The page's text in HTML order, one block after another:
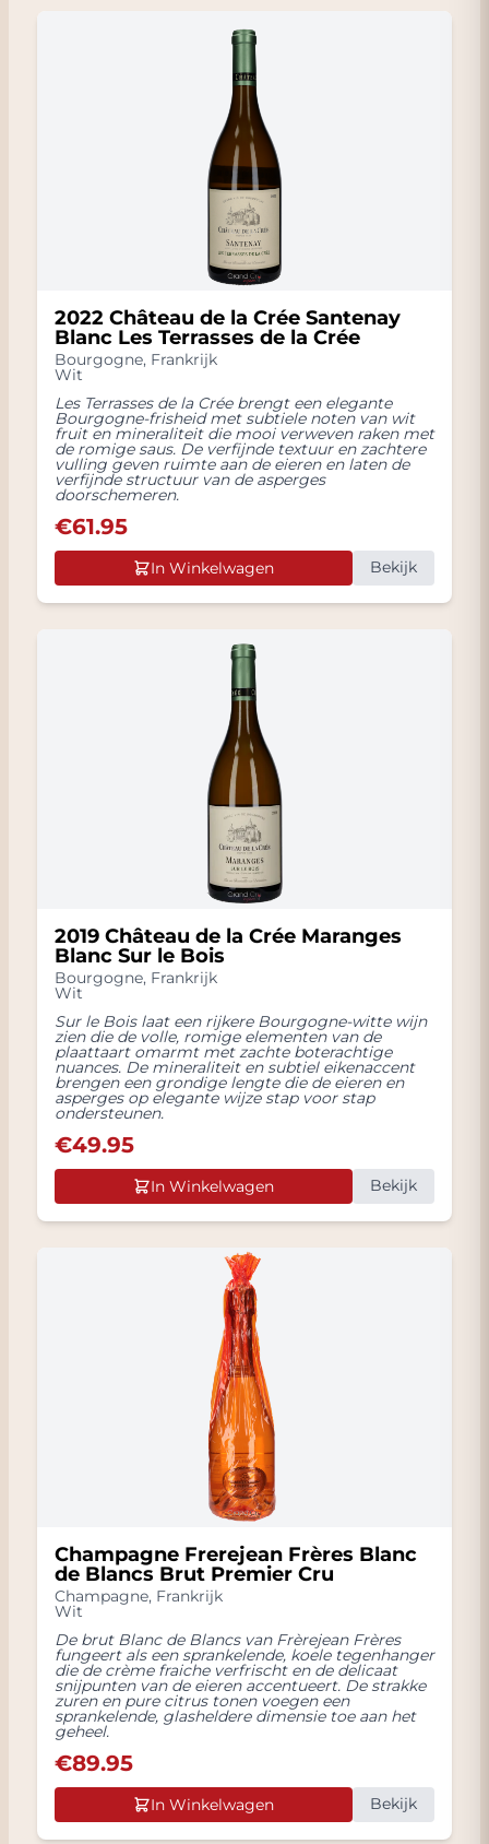
2022 Château de la Crée Santenay
Blanc Les Terrasses de la Crée
Bourgogne, Frankrijk
Wit
Les Terrasses de la Crée brengt een elegante
Bourgogne-frisheid met subtiele noten van wit
fruit en mineraliteit die mooi verweven raken met
de romige saus. De verfijnde textuur en zachtere
vulling geven ruimte aan de eieren en laten de
verfijnde structuur van de asperges
doorschemeren.
€61.95
In Winkelwagen Bekijk
2019 Château de la Crée Maranges
Blanc Sur le Bois
Bourgogne, Frankrijk
Wit
Sur le Bois laat een rijkere Bourgogne-witte wijn
zien die de volle, romige elementen van de
plaattaart omarmt met zachte boterachtige
nuances. De mineraliteit en subtiel eikenaccent
brengen een grondige lengte die de eieren en
asperges op elegante wijze stap voor stap
ondersteunen.
€49.95
In Winkelwagen Bekijk
Champagne Frerejean Frères Blanc
de Blancs Brut Premier Cru
Champagne, Frankrijk
Wit
De brut Blanc de Blancs van Frèrejean Frères
fungeert als een sprankelende, koele tegenhanger
die de crème fraiche verfrischt en de delicaat
snijpunten van de eieren accentueert. De strakke
zuren en pure citrus tonen voegen een
sprankelende, glasheldere dimensie toe aan het
geheel.
€89.95
In Winkelwagen Bekijk
Ontvang
Korting
Meld u hieronder aan en blijf op de hoogte
van nieuws, sales en updates van